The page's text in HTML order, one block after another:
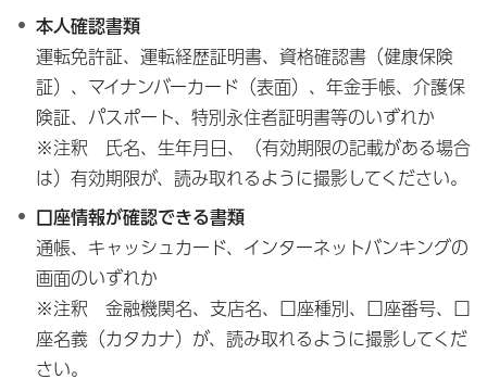
本人確認書類
運転免許証、運転経歴証明書、資格確認書（健康保険
証）、マイナンバーカード（表面）、年金手帳、介護保
険証、パスポート、特別永住者証明書等のいずれか
※注釈 氏名、生年月日、（有効期限の記載がある場合
は）有効期限が、読み取れるように撮影してください。
口座情報が確認できる書類
通帳、キャッシュカード、インターネットバンキングの
画面のいずれか
※注釈 金融機関名、支店名、口座種別、口座番号、口
座名義（カタカナ）が、読み取れるように撮影してくだ
さい。